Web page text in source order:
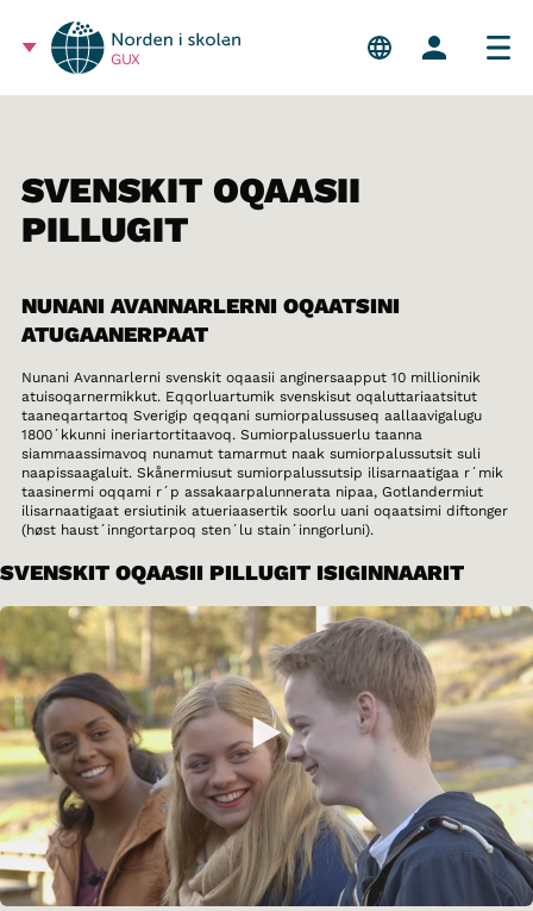
GUX
SVENSKIT OQAASII
PILLUGIT
NUNANI AVANNARLERNI OQAATSINI
ATUGAANERPAAT
Nunani Avannarlerni svenskit oqaasii anginersaapput 10 millioninik
atuisoqarnermikkut. Eqqorluartumik svenskisut oqaluttariaatsitut
taaneqartartoq Sverigip qeqqani sumiorpalussuseq aallaavigalugu
1800´kkunni ineriartortitaavoq. Sumiorpalussuerlu taanna
siammaassimavoq nunamut tamarmut naak sumiorpalussutsit suli
naapissaagaluit. Skånermiusut sumiorpalussutsip ilisarnaatigaa r´mik
taasinermi oqqami r´p assakaarpalunnerata nipaa, Gotlandermiut
ilisarnaatigaat ersiutinik atueriaasertik soorlu uani oqaatsimi diftonger
(høst haust´inngortarpoq sten´lu stain´inngorluni).
SVENSKIT OQAASII PILLUGIT ISIGINNAARIT